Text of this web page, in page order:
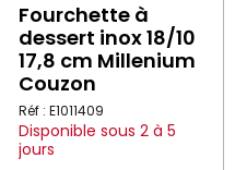
Fourchette à
dessert inox 18/10
17,8 cm Millenium
Couzon
Réf : E1011409
Disponible sous 2 à 5
jours